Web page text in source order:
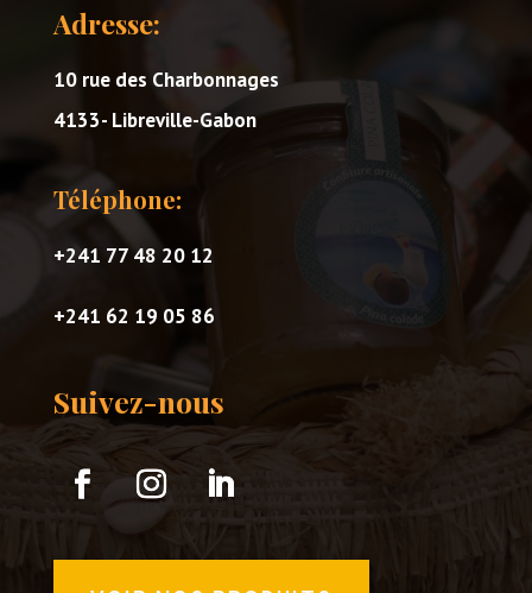
Adresse:
10 rue des Charbonnages
4133- Libreville-Gabon
Téléphone:
+241 77 48 20 12
+241 62 19 05 86
Suivez-nous